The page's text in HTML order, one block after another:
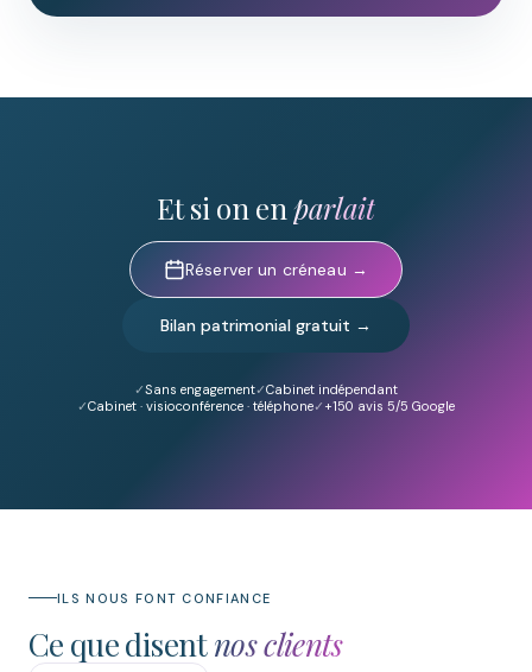
Et si on enparlait
Réserver un créneau →
Bilan patrimonial gratuit →
Sans engagement
Cabinet indépendant
Cabinet · visioconférence · téléphone
+150 avis 5/5 Google
ILS NOUS FONT CONFIANCE
Ce que disentnos clients